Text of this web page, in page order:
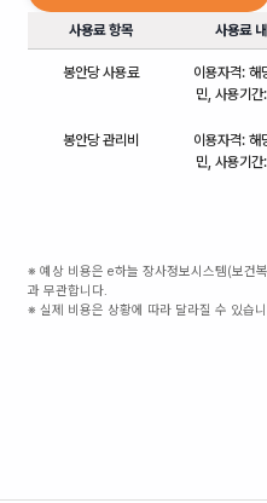
사용료 항목 사용료
봉안당 사용료
이용자격: 해
민, 사용기
봉안당 관리비
이용자격: 해
민, 사용기
※ 예상 비용은 e하늘 장사정보시스템(보건
과 무관합니다.
※ 실제 비용은 상황에 따라 달라질 수 있습